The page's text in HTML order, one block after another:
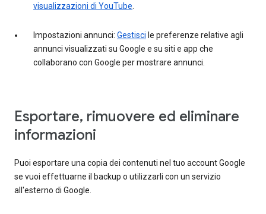
visualizzazioni di YouTube
Impostazioni annunci: Gestisci le preferenze relative agli
annunci visualizzati su Google e su siti e app che
collaborano con Google per mostrare annunci.
Esportare, rimuovere ed eliminare
informazioni
Puoi esportare una copia dei contenuti nel tuo account Google
se vuoi effettuarne il backup o utilizzarli con un servizio
all'esterno di Google.